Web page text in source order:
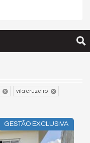
vila cruzeiro
GESTÃO EXCLUSIVA